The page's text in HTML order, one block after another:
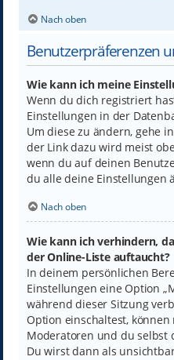
Nach oben
Benutzerpräferenzen
Wie kann ich meine
Wenn du dich registriert
Einstellungen in der
Um diese zu ändern, gehe
der Link dazu wird meist
wenn du auf deinen
du alle deine Einstellungen
Nach oben
Wie kann ich verhindern,
der Online-Liste auftaucht?
In deinem persönlichen
Einstellungen eine Option
während dieser Sitzung
Option einschaltest,
Moderatoren und du selbst
Du wirst dann als